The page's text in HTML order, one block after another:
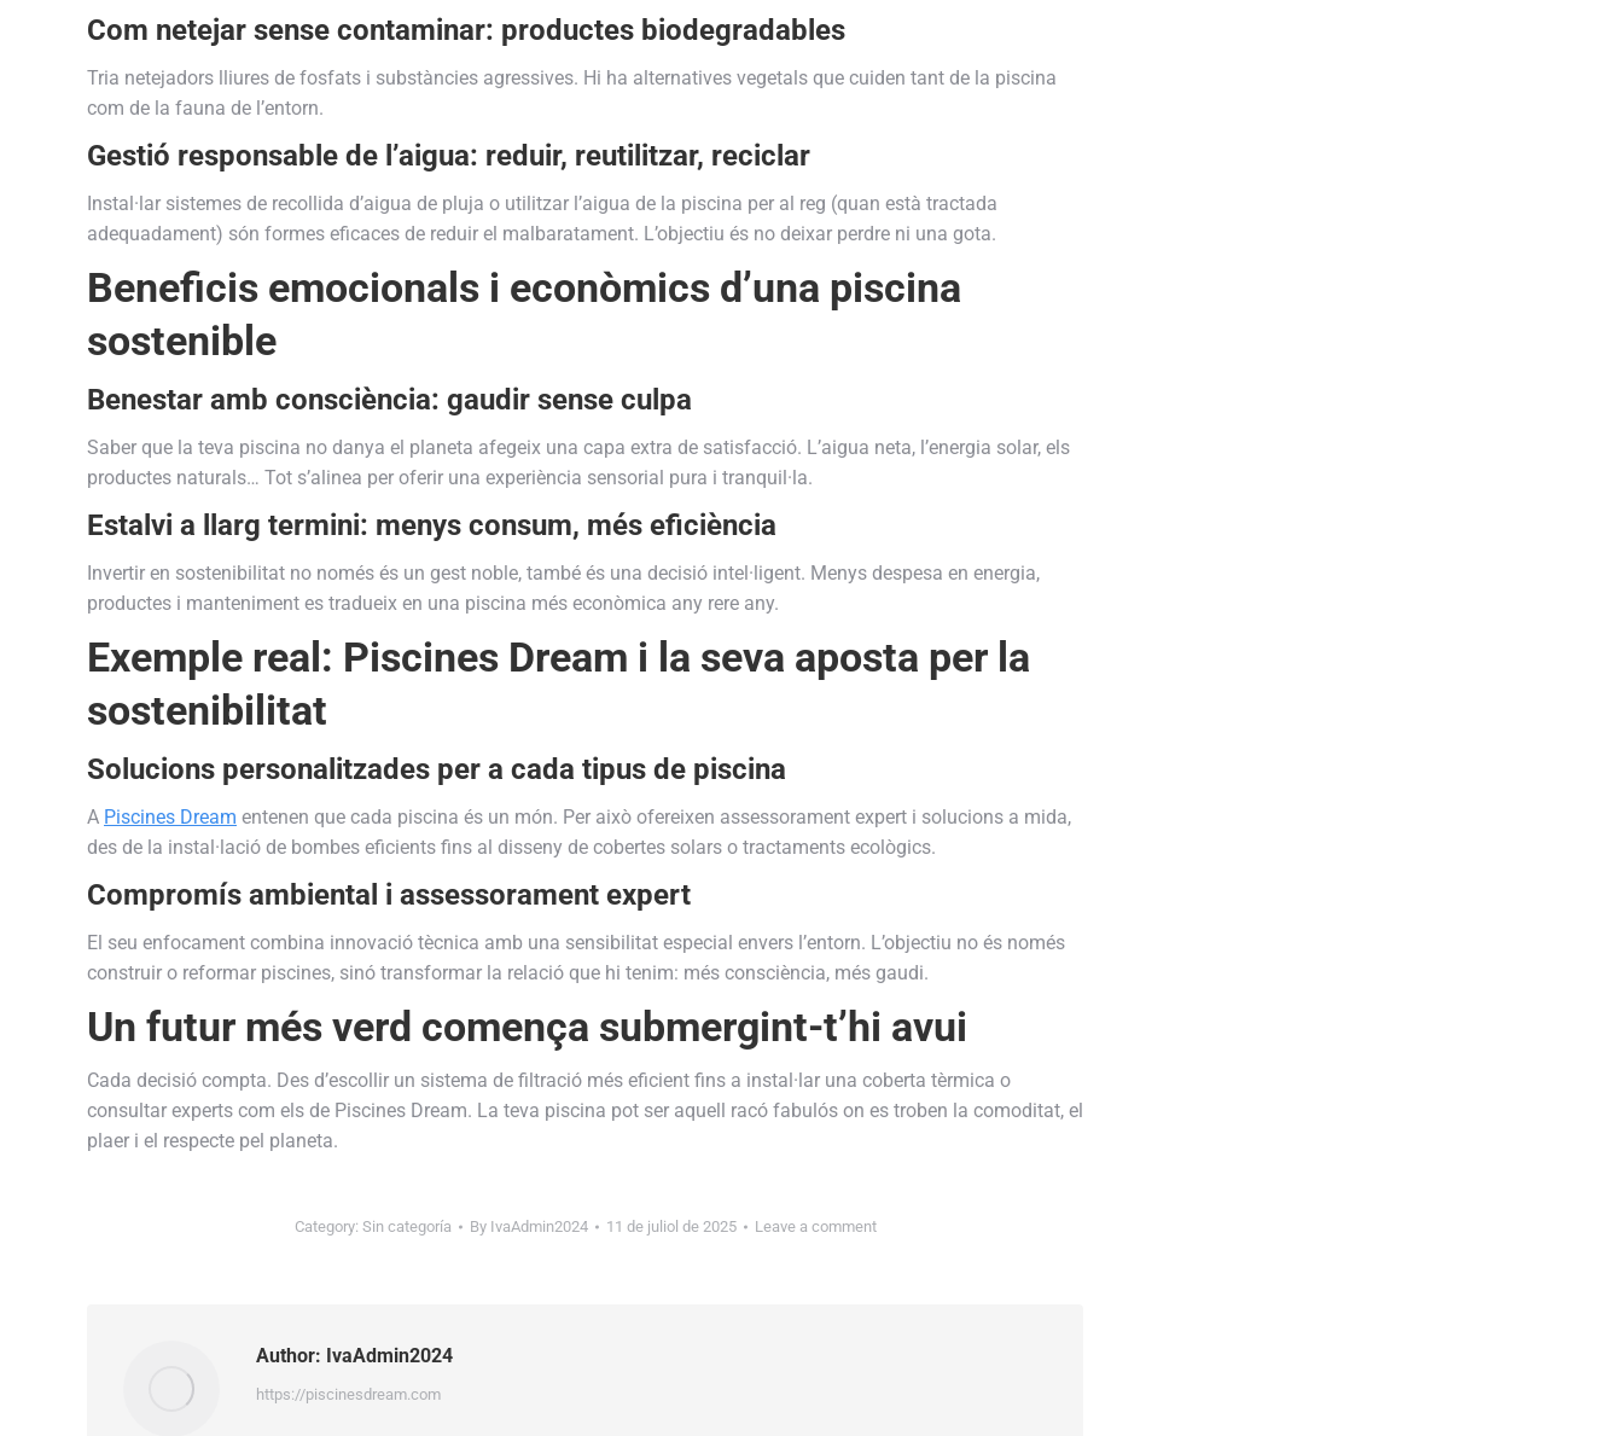
Com netejar sense contaminar: productes biodegradables
Tria netejadors lliures de fosfats i substàncies agressives. Hi ha alternatives vegetals que cuiden tant de la piscina
com de la fauna de l’entorn.
Gestió responsable de l’aigua: reduir, reutilitzar, reciclar
Instal·lar sistemes de recollida d’aigua de pluja o utilitzar l’aigua de la piscina per al reg (quan està tractada
adequadament) són formes eficaces de reduir el malbaratament. L’objectiu és no deixar perdre ni una gota.
Beneficis emocionals i econòmics d’una piscina
sostenible
Benestar amb consciència: gaudir sense culpa
Saber que la teva piscina no danya el planeta afegeix una capa extra de satisfacció. L’aigua neta, l’energia solar, els
productes naturals… Tot s’alinea per oferir una experiència sensorial pura i tranquil·la.
Estalvi a llarg termini: menys consum, més eficiència
Invertir en sostenibilitat no només és un gest noble, també és una decisió intel·ligent. Menys despesa en energia,
productes i manteniment es tradueix en una piscina més econòmica any rere any.
Exemple real: Piscines Dream i la seva aposta per la
sostenibilitat
Solucions personalitzades per a cada tipus de piscina
A Piscines Dream entenen que cada piscina és un món. Per això ofereixen assessorament expert i solucions a mida,
des de la instal·lació de bombes eficients fins al disseny de cobertes solars o tractaments ecològics.
Compromís ambiental i assessorament expert
El seu enfocament combina innovació tècnica amb una sensibilitat especial envers l’entorn. L’objectiu no és només
construir o reformar piscines, sinó transformar la relació que hi tenim: més consciència, més gaudi.
Un futur més verd comença submergint-t’hi avui
Cada decisió compta. Des d’escollir un sistema de filtració més eficient fins a instal·lar una coberta tèrmica o
consultar experts com els de Piscines Dream. La teva piscina pot ser aquell racó fabulós on es troben la comoditat, el
plaer i el respecte pel planeta.
Category: Sin categoría By IvaAdmin2024 11 de juliol de 2025 Leave a comment
Author: IvaAdmin2024
https://piscinesdream.com